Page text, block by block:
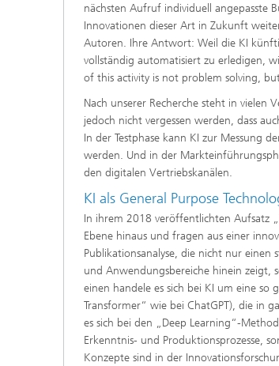
nächsten Aufruf individuell angepasste
Innovationen dieser Art in Zukunft
Autoren. Ihre Antwort: Weil die KI
vollständig automatisiert zu erledigen,
of this activity is not problem solving,
Nach unserer Recherche steht in
jedoch nicht vergessen werden, dass
In der Testphase kann KI zur Messung
werden. Und in der
den digitalen Vertriebskanälen.
KI als General Purpose
In ihrem 2018 veröffentlichten Aufsatz
Ebene hinaus und fragen aus einer
Publikationsanalyse, die nicht nur
und Anwendungsbereiche hinein zeigt,
einen handele es sich bei KI um eine so
Transformer“ wie bei ChatGPT), die in
es sich bei den „Deep Learning“-
Erkenntnis- und Produktionsprozesse,
Konzepte sind in der